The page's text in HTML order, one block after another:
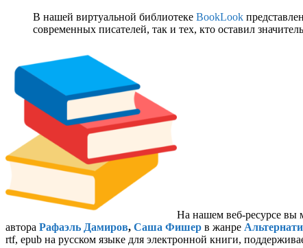
В нашей виртуальной библиотеке BookLook
современных писателей, так и тех, кто оставил
На нашем веб-ресурсе вы
автора Рафаэль Дамиров, Саша Фишер в жанре
rtf, epub на русском языке для электронной книги,